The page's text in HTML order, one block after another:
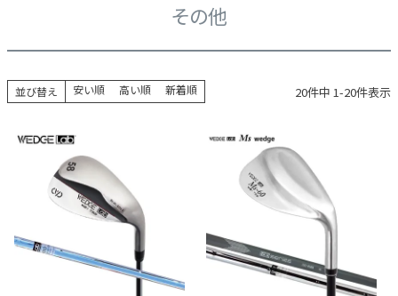
その他
並び替え 安い順 高い順 新着順 20件中 1-20件表示